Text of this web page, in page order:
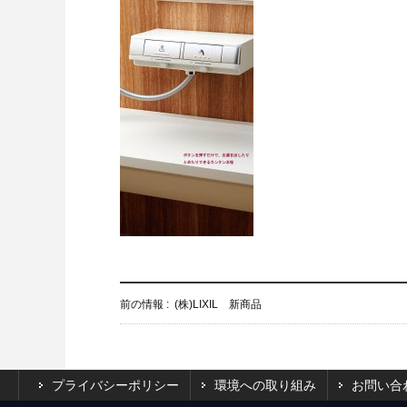
前の情報 : (株)LIXIL 新商品
プライバシーポリシー 環境への取り組み お問い合